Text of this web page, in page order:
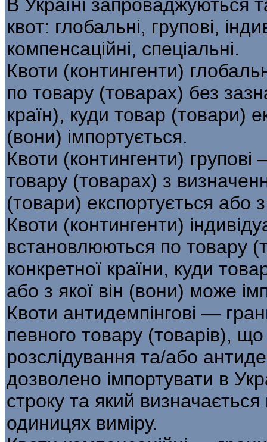
В Україні запроваджуються
квот: гло­бальні, групові,
компенсаційні, спеціальні.
Квоти (контингенти)
по товару (товарах) без
країн), куди товар (товари)
(вони) імпортується.
Квоти (контингенти)
товару (товарах) з
(товари) екс­портується або
Квоти (контингенти)
встановлюються по товару
конкретної країни, куди
або з якої він (вони) може
Квоти антидемпінгові —
пев­ного товару (товарів),
розслідування та/або
дозволено імпортувати в
строку та який
одиницях виміру.